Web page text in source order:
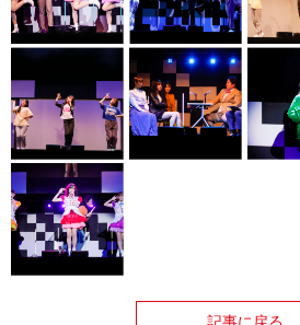
記事に戻る